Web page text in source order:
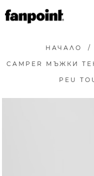
НАЧАЛО /
CAMPER МЪЖКИ
PEU